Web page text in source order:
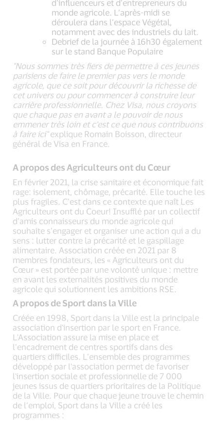
d’influenceurs et d’entrepreneurs du
monde agricole. L’après-midi se
déroulera dans l’espace Végétal,
notamment avec des industriels du lait.
Debrief de la journée à 16h30 également
sur le stand Banque Populaire
"Nous sommes très fiers de permettre à ces jeunes
parisiens de faire le premier pas vers le monde
agricole, que ce soit pour découvrir la richesse de
cet univers ou pour commencer à construire leur
carrière professionnelle. Chez Visa, nous croyons
que chaque pas en avant a le pouvoir de nous
emmener très loin et c'est ce que nous contribuons
à faire ici"explique Romain Boisson, directeur
général de Visa en France.
A propos des Agriculteurs ont du Cœur
En février 2021, la crise sanitaire et économique fait
rage: isolement, chômage, précarité. Elle touche les
plus fragiles. C’est dans ce contexte que naît Les
Agriculteurs ont du Coeur! Insufflé par un collectif
d’amis connaisseurs du monde agricole qui
souhaite s’engager et organiser une action qui a du
sens : lutter contre la précarité et le gaspillage
alimentaire. Association créée en 2021 par 8
membres fondateurs, les « Agriculteurs ont du
Cœur » est portée par une volonté unique : mettre
en avant les externalités positives du monde
agricole qui solutionnent les ambitions RSE.
A propos de Sport dans la Ville
Créée en 1998, Sport dans la Ville est la principale
association d'insertion par le sport en France.
L'Association assure la mise en place et
l’encadrement de centres sportifs dans des
quartiers diﬃciles. L’ensemble des programmes
développé par l'association permet de favoriser
l'insertion sociale et professionnelle de 7 000
jeunes issus de quartiers prioritaires de la Politique
de la Ville. Pour que chaque jeune trouve le chemin
de l’emploi, Sport dans la Ville a créé les
programmes :